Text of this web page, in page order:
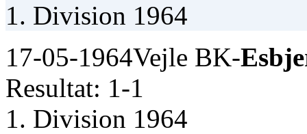
1. Division 1964
17-05-1964Vejle BK-
Resultat: 1-1
1. Division 1964